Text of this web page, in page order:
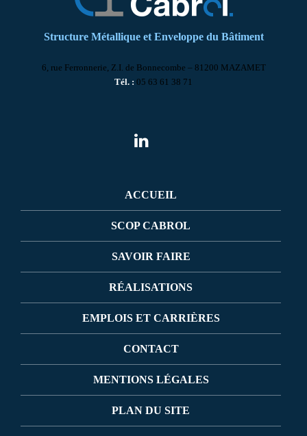
Structure Métallique et Enveloppe du Bâtiment
6, rue Ferronnerie, Z.I. de Bonnecombe – 81200 MAZAMET
Tél. : 05 63 61 38 71
ACCUEIL
SCOP CABROL
SAVOIR FAIRE
RÉALISATIONS
EMPLOIS ET CARRIÈRES
CONTACT
MENTIONS LÉGALES
PLAN DU SITE